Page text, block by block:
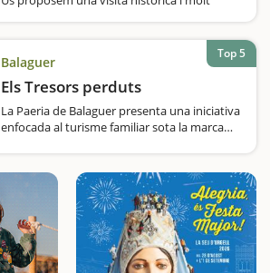
Balaguer va estar totalment emmurallada?
En aquesta escapada us convidem a entrar
dins de les seves…
Balaguer
Els Tresors perduts
La Paeria de Balaguer presenta una iniciativa
enfocada al turisme familiar sota la marca
“Els tresors perduts”. L'activitat…
Top 5